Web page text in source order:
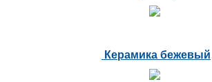
Керамика бежевый